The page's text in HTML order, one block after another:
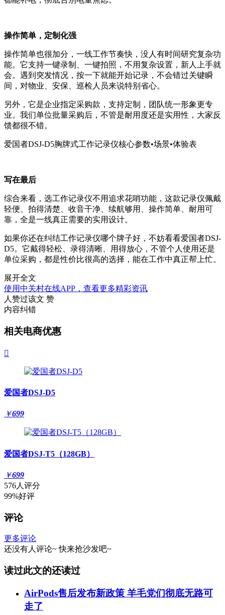
操作简单，定制化强
操作简单也很加分，一线工作节奏快，没人有时间研究复杂功
能。它支持一键录制、一键拍照，不用复杂设置，新人上手就
会。遇到突发情况，按一下就能开始记录，不会错过关键瞬
间，对物业、安保、巡检人员来说特别省心。
另外，它是企业指定采购款，支持定制，团队统一形象更专
业。我们单位批量采购后，不管是耐用度还是实用性，大家反
馈都很不错。
爱国者DSJ-D5胸牌式工作记录仪核心参数•场景•体验表
写在最后
综合来看，选工作记录仪不用追求花哨功能，这款记录仪佩戴
轻便、拍得清楚、收音干净、续航够用、操作简单、耐用可
靠，全是一线真正需要的实用设计。
如果你还在纠结工作记录仪哪个牌子好，不妨看看爱国者DSJ-
D5。它戴得轻松、录得清晰、用得放心，不管个人使用还是
单位采购，都是性价比很高的选择，能在工作中真正帮上忙。
展开全文
使用中关村在线APP，查看更多精彩资讯
人赞过该文 赞
内容纠错
相关电商优惠

爱国者DSJ-D5
￥699
爱国者DSJ-T5（128GB）
￥699
576人评分
99%好评
评论
更多评论
还没有人评论~ 快来抢沙发吧~
读过此文的还读过
AirPods售后发布新政策 羊毛党们彻底无路可
走了